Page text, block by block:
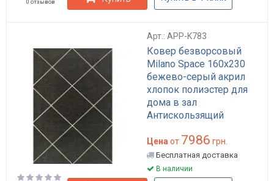
0 отзывов
Арт.: APP-K783
Ковер безворсовый
Milano Space 160x230
бежево-серый акрил
хлопок полиэстер для
дома в зал
Антискользящий
арт: APP-K783
Цена от 7986 грн.
Бесплатная доставка
В наличии